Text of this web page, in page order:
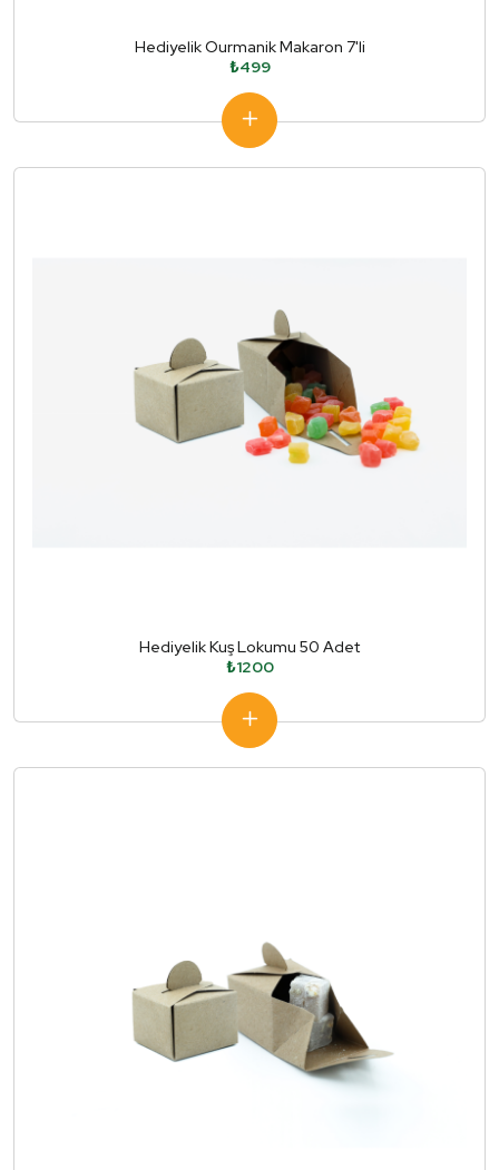
Hediyelik Ourmanik Makaron 7'li
₺499
Hediyelik Kuş Lokumu 50 Adet
₺1200